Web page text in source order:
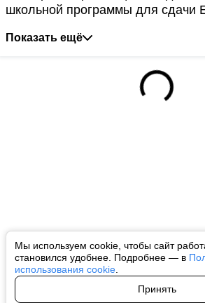
Мы используем cookie, чтобы сайт
становился удобнее. Подробнее — в
использования cookie
Принять
школьной программы для сдачи
Показать ещё